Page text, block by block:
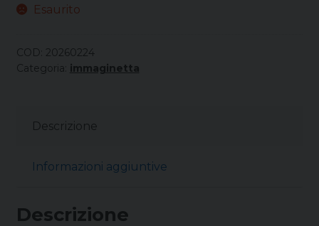
Esaurito
COD: 20260224
Categoria:
immaginetta
Descrizione
Informazioni aggiuntive
Descrizione